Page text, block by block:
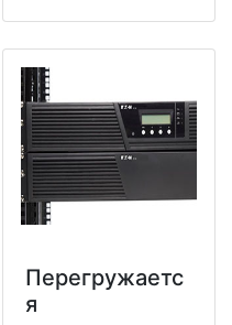
Перегружаетс
я